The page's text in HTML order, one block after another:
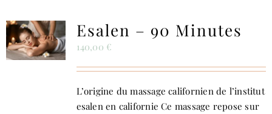
Esalen – 90 Minutes
140,00 €
L’origine du massage californien de l’institut
esalen en californie Ce massage repose sur